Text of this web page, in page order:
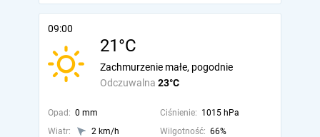
09:00
21°C
Odczuwalna 23°C
Zachmurzenie małe, pogodnie
Opad: 0 mm Ciśnienie: 1015 hPa
Wiatr:
2 km/h Wilgotność: 66%